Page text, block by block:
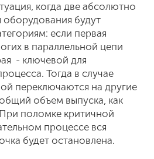
когда две абсолютно
будут
если первая
в параллельной цепи
- ключевой для
Тогда в случае
переключаются на другие
объем выпуска, как
поломке критичной
процессе вся
будет остановлена.